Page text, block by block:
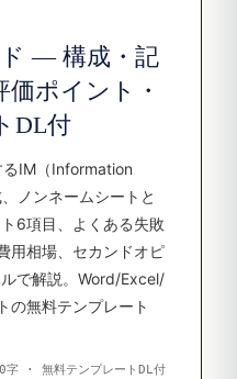
— 構成・記
ポイント・
DL付
るIM（Information
ノンネームシートと
6項目、よくある失敗
用相場、セカンドオピ
で解説。Word/Excel/
の無料テンプレート
· 無料テンプレートDL付